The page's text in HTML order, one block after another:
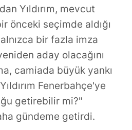
Yıldırım, mevcut
önceki seçimde aldığı
bir fazla imza
aday olacağını
camiada büyük yankı
Fenerbahçe'ye
getirebilir mi?"
gündeme getirdi.